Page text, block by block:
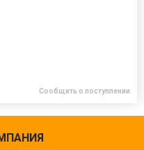
Сообщить о поступлении